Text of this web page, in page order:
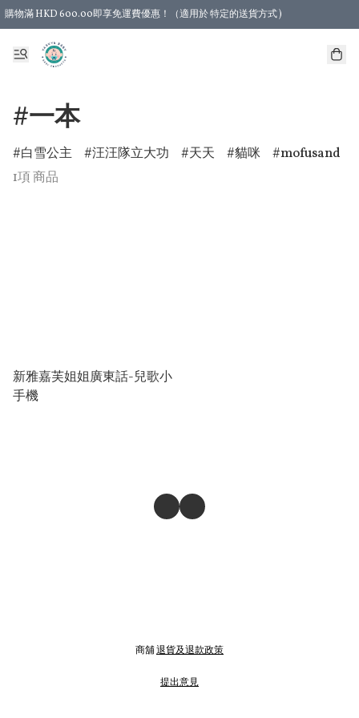
購物滿 HKD 600.00即享免運費優惠！（適用於 特定的送貨方式 )
#一本
白雪公主 汪汪隊立大功 天天 貓咪
mofusand
1項 商品
新雅嘉芙姐姐廣東話-兒歌小
手機
商舖退貨及退款政策
提出意見